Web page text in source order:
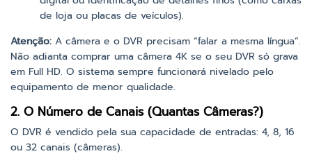
de loja ou placas de veículos).
Atenção: A câmera e o DVR precisam “falar a mesma língua”.
Não adianta comprar uma câmera 4K se o seu DVR só grava
em Full HD. O sistema sempre funcionará nivelado pelo
equipamento de menor qualidade.
2. O Número de Canais (Quantas Câmeras?)
O DVR é vendido pela sua capacidade de entradas: 4, 8, 16
ou 32 canais (câmeras).